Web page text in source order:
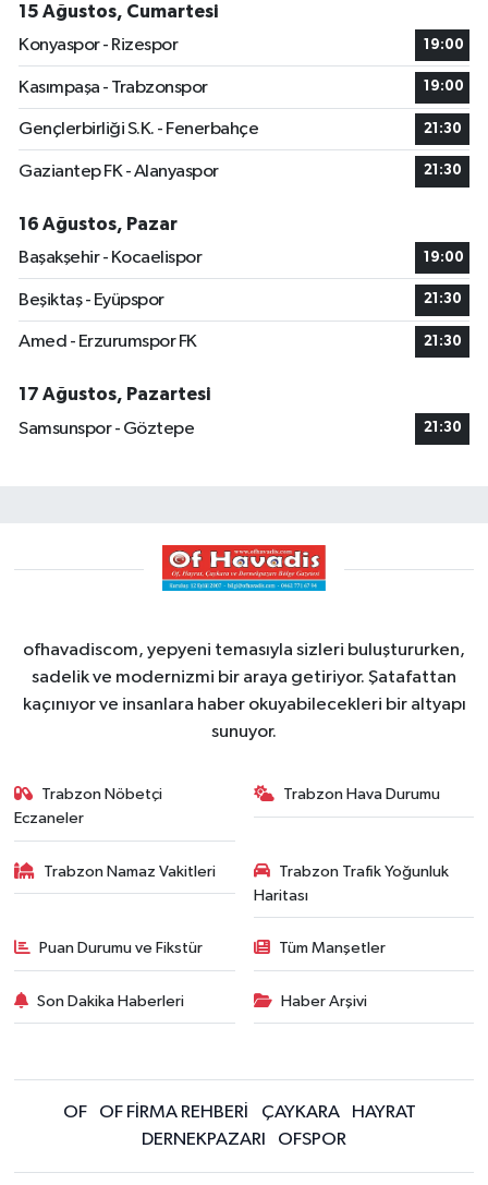
15 Ağustos, Cumartesi
Konyaspor - Rizespor
19:00
Kasımpaşa - Trabzonspor 19:00
Gençlerbirliği S.K. - Fenerbahçe 21:30
Gaziantep FK - Alanyaspor 21:30
16 Ağustos, Pazar
Başakşehir - Kocaelispor
19:00
Beşiktaş - Eyüpspor 21:30
Amed - Erzurumspor FK 21:30
17 Ağustos, Pazartesi
Samsunspor - Göztepe
21:30
ofhavadiscom, yepyeni temasıyla sizleri buluştururken,
sadelik ve modernizmi bir araya getiriyor. Şatafattan
kaçınıyor ve insanlara haber okuyabilecekleri bir altyapı
sunuyor.
Trabzon Nöbetçi
Eczaneler
Trabzon Hava Durumu
Trabzon Namaz Vakitleri
Trabzon Trafik Yoğunluk
Haritası
Puan Durumu ve Fikstür Tüm Manşetler
Son Dakika Haberleri Haber Arşivi
OF OF FİRMA REHBERİ ÇAYKARA
HAYRAT
DERNEKPAZARI
OFSPOR